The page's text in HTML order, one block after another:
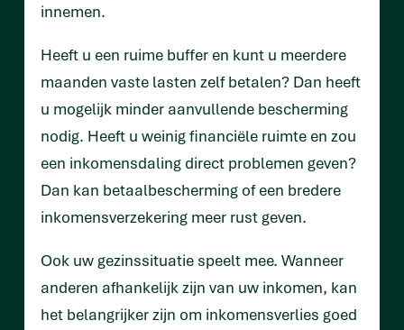
innemen.
Heeft u een ruime buffer en kunt u meerdere
maanden vaste lasten zelf betalen? Dan heeft
u mogelijk minder aanvullende bescherming
nodig. Heeft u weinig financiële ruimte en zou
een inkomensdaling direct problemen geven?
Dan kan betaalbescherming of een bredere
inkomensverzekering meer rust geven.
Ook uw gezinssituatie speelt mee. Wanneer
anderen afhankelijk zijn van uw inkomen, kan
het belangrijker zijn om inkomensverlies goed